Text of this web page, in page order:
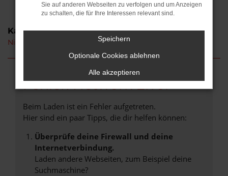
Kategorie
Nissan Micra Neuwagen Nidda
Fehler: Network Error
Beim Laden ist ein Fehler aufgetreten.
Hier sind ein paar Tipps, die dir helfen können:
Überprüfe deine Firewall und deine
Internetverbindung.
Laden andere Webseiten, zum Beispiel deine
Suchmaschine?
Sie auf anderen Webseiten zu verfolgen und um Anzeigen
zu schalten, die für Ihre Interessen relevant sind.
Speichern
Optionale Cookies ablehnen
Alle akzeptieren